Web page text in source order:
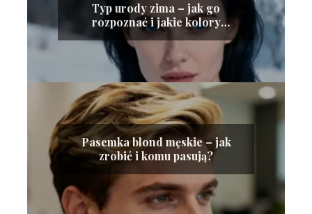
Typ urody zima – jak go
rozpoznać i jakie kolory
wybierać?
Pasemka blond męskie – jak
zrobić i komu pasują?